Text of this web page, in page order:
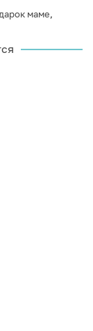
маме,